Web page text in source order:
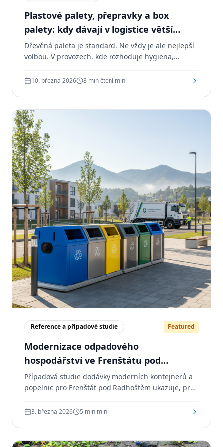
Plastové palety, přepravky a box
palety: kdy dávají v logistice větší
smysl než dřevo
Dřevěná paleta je standard. Ne vždy je ale nejlepší
volbou. V provozech, kde rozhoduje hygiena,
mohou plastové palety, přepravky a box palety
10. března 2026 8 min čtení min
Reference a případové studie Featured
Modernizace odpadového
hospodářství ve Frenštátu pod
Radhoštěm: nové kontejnery,
popelnice a jednotný vizuální systém
Případová studie dodávky moderních kontejnerů a
popelnic pro Frenštát pod Radhoštěm ukazuje, proč
odpadové infrastruktury.
3. března 2026 5 min min